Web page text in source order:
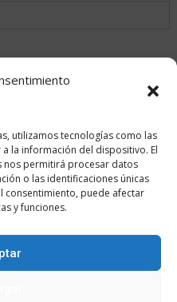
utilizamos tecnologías como las
la información del dispositivo. El
nos permitirá procesar datos
o las identificaciones únicas
consentimiento, puede afectar
y funciones.